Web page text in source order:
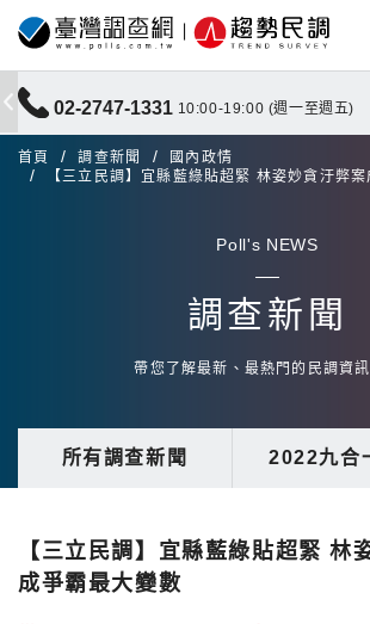
02-2747-1331 10:00-19:00 (週一至週五)
首頁 調查新聞
國內政情
【三立民調】宜縣藍綠貼超緊 林姿妙貪汙弊
Poll's NEWS
調查新聞
帶您了解最新、最熱門的民調資訊
所有調查新聞 2022九合
【三立民調】宜縣藍綠貼超緊 林
成爭霸最大變數